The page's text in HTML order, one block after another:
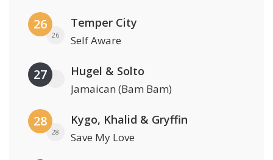
26
26
Temper City
Self Aware
27 Hugel & Solto
Jamaican (Bam Bam)
28
28
Kygo, Khalid & Gryffin
Save My Love